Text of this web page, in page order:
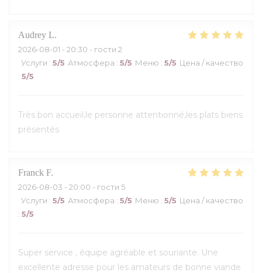
Audrey L
2026-08-01 - 20:30 - гости 2
Услуги : 5/5 Атмосфера : 5/5 Меню : 5/5 Цена / качество
: 5/5
Très bon accueil,le personne attentionné,les plats biens
présentés
Franck F
2026-08-03 - 20:00 - гости 5
Услуги : 5/5 Атмосфера : 5/5 Меню : 5/5 Цена / качество
: 5/5
Super service , équipe agréable et souriante. Une
excellente adresse pour les amateurs de bonne viande